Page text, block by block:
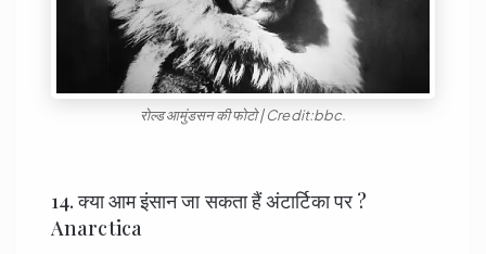
रोल्ड आमुंडसन की फोटो | Credit:bbc.
14. क्या आम इंसान जा सकता हैं अंटार्टिका पर ?
Anarctica